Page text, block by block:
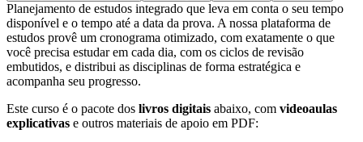
Planejamento de estudos integrado que leva em conta o seu tempo
disponível e o tempo até a data da prova. A nossa plataforma de
estudos provê um cronograma otimizado, com exatamente o que
você precisa estudar em cada dia, com os ciclos de revisão
embutidos, e distribui as disciplinas de forma estratégica e
acompanha seu progresso.
Este curso é o pacote dos livros digitais abaixo, com videoaulas
explicativas e outros materiais de apoio em PDF: